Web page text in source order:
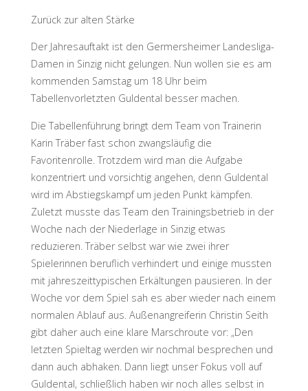
Zurück zur alten Stärke
Der Jahresauftakt ist den Germersheimer Landesliga-
Damen in Sinzig nicht gelungen. Nun wollen sie es am
kommenden Samstag um 18 Uhr beim
Tabellenvorletzten Guldental besser machen.
Die Tabellenführung bringt dem Team von Trainerin
Karin Träber fast schon zwangsläufig die
Favoritenrolle. Trotzdem wird man die Aufgabe
konzentriert und vorsichtig angehen, denn Guldental
wird im Abstiegskampf um jeden Punkt kämpfen.
Zuletzt musste das Team den Trainingsbetrieb in der
Woche nach der Niederlage in Sinzig etwas
reduzieren. Träber selbst war wie zwei ihrer
Spielerinnen beruflich verhindert und einige mussten
mit jahreszeittypischen Erkältungen pausieren. In der
Woche vor dem Spiel sah es aber wieder nach einem
normalen Ablauf aus. Außenangreiferin Christin Seith
gibt daher auch eine klare Marschroute vor: „Den
letzten Spieltag werden wir nochmal besprechen und
dann auch abhaken. Dann liegt unser Fokus voll auf
Guldental, schließlich haben wir noch alles selbst in